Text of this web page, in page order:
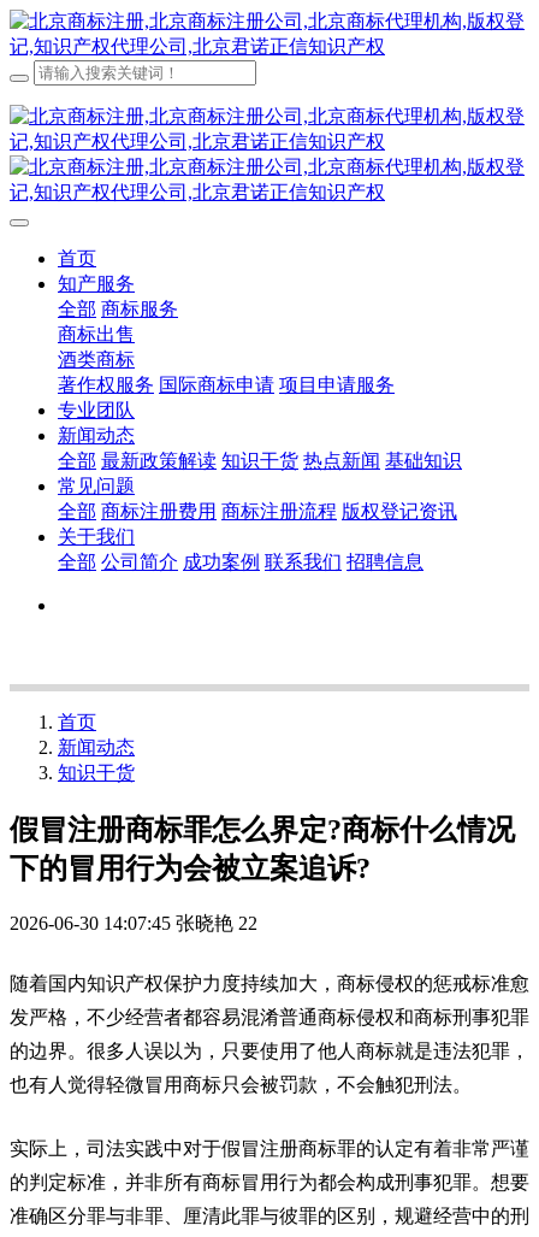
首页
知产服务
全部 商标服务
商标出售
酒类商标
著作权服务 国际商标申请 项目申请服务
专业团队
新闻动态
全部 最新政策解读 知识干货 热点新闻 基础知识
常见问题
全部 商标注册费用 商标注册流程 版权登记资讯
关于我们
全部 公司简介 成功案例 联系我们 招聘信息
首页
新闻动态
知识干货
假冒注册商标罪怎么界定?商标什么情况
下的冒用行为会被立案追诉?
2026-06-30 14:07:45 张晓艳 22
随着国内知识产权保护力度持续加大，商标侵权的惩戒标准愈
发严格，不少经营者都容易混淆普通商标侵权和商标刑事犯罪
的边界。很多人误以为，只要使用了他人商标就是违法犯罪，
也有人觉得轻微冒用商标只会被罚款，不会触犯刑法。
实际上，司法实践中对于假冒注册商标罪的认定有着非常严谨
的判定标准，并非所有商标冒用行为都会构成刑事犯罪。想要
准确区分罪与非罪、厘清此罪与彼罪的区别，规避经营中的刑